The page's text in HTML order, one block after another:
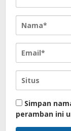
Simpan
peramban ini